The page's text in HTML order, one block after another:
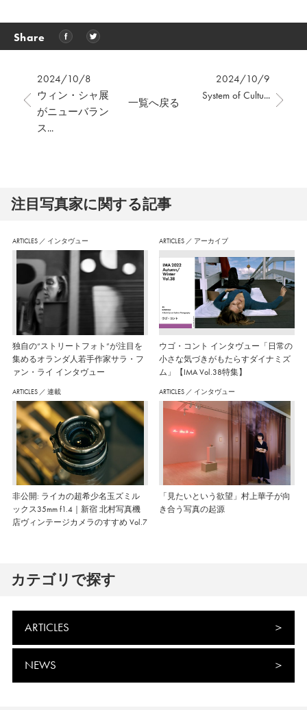
Share
2024/10/8
ウィン・シャ展
がニューバラン
ス...
2024/10/9
System of Cultu...
一覧へ戻る
注⽬写真家に関する記事
ARTICLES ／ インタヴュー
独自の“ストリートフォト”が注目を
集めるオランダ人若手作家サラ・フ
ァン・ライ インタヴュー
ARTICLES ／ アーカイブ
ウゴ・コント インタヴュー「日常の
小さな気づきがもたらすダイナミズ
ム」【IMA Vol.38特集】
ARTICLES ／ 連載
非公開: ライカの超希少名玉ズミル
ックス35mm f1.4｜新宿 北村写真機
店ヴィンテージカメラのすすめ Vol.7
ARTICLES ／ インタヴュー
「見たいという欲望」村上華子が向
き合う写真の起源
カテゴリで探す
ARTICLES
NEWS